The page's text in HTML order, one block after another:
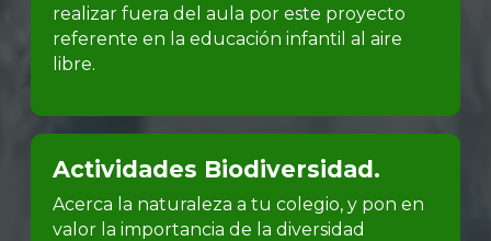
realizar fuera del aula por este proyecto
referente en la educación infantil al aire
libre.
Actividades Biodiversidad.
Acerca la naturaleza a tu colegio, y pon en
valor la importancia de la diversidad